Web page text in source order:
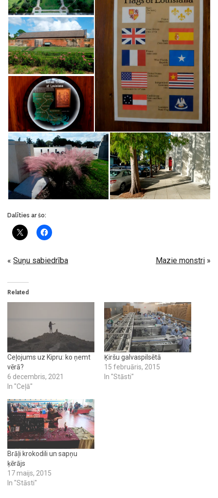
Dalīties ar šo:
« Suņu sabiedrība Mazie monstri »
Related
Ceļojums uz Kipru: ko ņemt
vērā?
6 decembris, 2021
In "Ceļā"
Ķiršu galvaspilsētā
15 februāris, 2015
In "Stāsti"
Brāļi krokodili un sapņu
ķērājs
17 maijs, 2015
In "Stāsti"